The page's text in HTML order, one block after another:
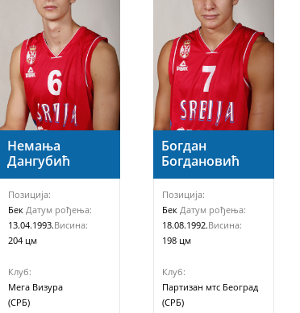
Немања
Дангубић
Позиција:
БекДатум рођења:
13.04.1993.Висина:
204 цм
Клуб:
Мега Визура
(СРБ)
Богдан
Богдановић
Позиција:
Бек Датум рођења:
18.08.1992.Висина:
198 цм
Клуб:
Партизан мтс Београд
(СРБ)